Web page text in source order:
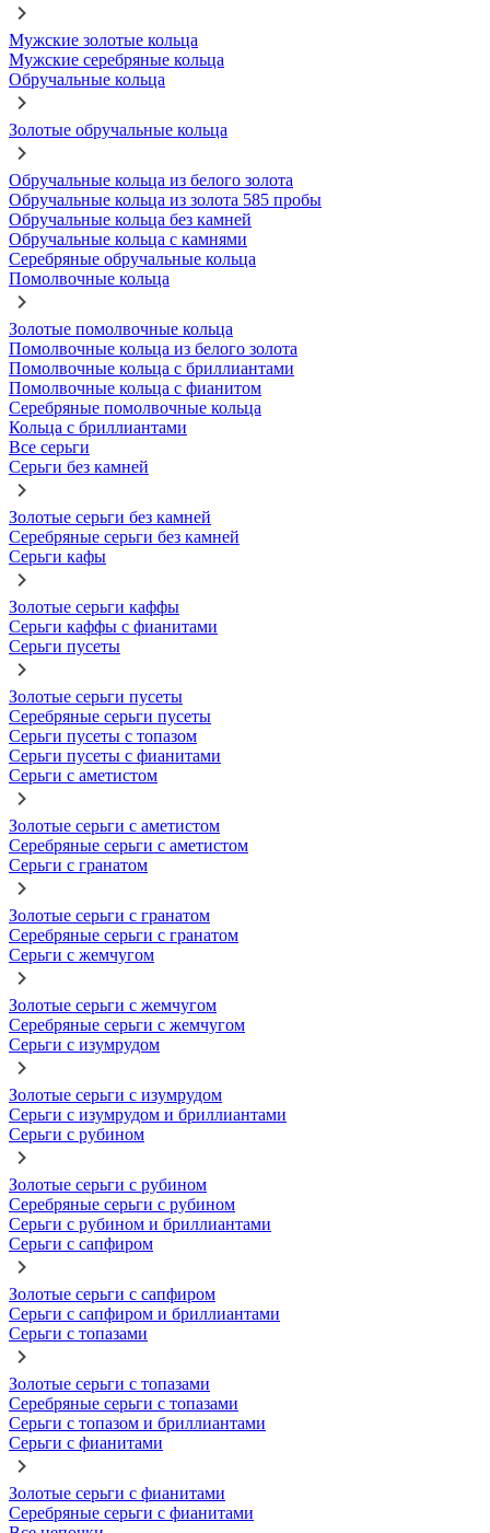
Мужские золотые кольца
Мужские серебряные кольца
Обручальные кольца
Золотые обручальные кольца
Обручальные кольца из белого золота
Обручальные кольца из золота 585 пробы
Обручальные кольца без камней
Обручальные кольца с камнями
Серебряные обручальные кольца
Помолвочные кольца
Золотые помолвочные кольца
Помолвочные кольца из белого золота
Помолвочные кольца с бриллиантами
Помолвочные кольца с фианитом
Серебряные помолвочные кольца
Кольца с бриллиантами
Все серьги
Серьги без камней
Золотые серьги без камней
Серебряные серьги без камней
Серьги кафы
Золотые серьги каффы
Серьги каффы с фианитами
Серьги пусеты
Золотые серьги пусеты
Серебряные серьги пусеты
Серьги пусеты с топазом
Серьги пусеты с фианитами
Серьги с аметистом
Золотые серьги с аметистом
Серебряные серьги с аметистом
Серьги с гранатом
Золотые серьги с гранатом
Серебряные серьги с гранатом
Серьги с жемчугом
Золотые серьги с жемчугом
Серебряные серьги с жемчугом
Серьги с изумрудом
Золотые серьги с изумрудом
Серьги с изумрудом и бриллиантами
Серьги с рубином
Золотые серьги с рубином
Серебряные серьги с рубином
Серьги с рубином и бриллиантами
Серьги с сапфиром
Золотые серьги с сапфиром
Серьги с сапфиром и бриллиантами
Серьги с топазами
Золотые серьги с топазами
Серебряные серьги с топазами
Серьги с топазом и бриллиантами
Серьги с фианитами
Золотые серьги с фианитами
Серебряные серьги с фианитами